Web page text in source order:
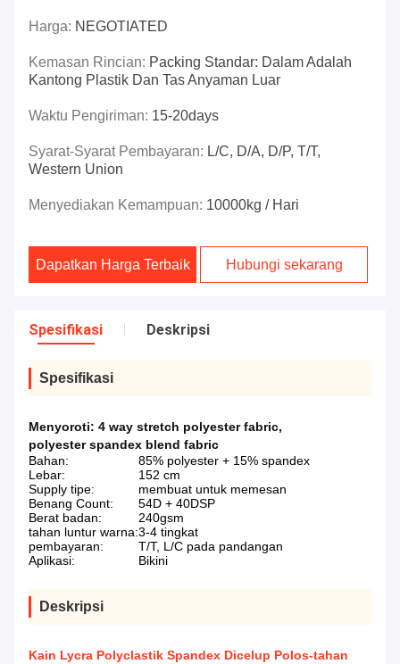
Harga: NEGOTIATED
Kemasan Rincian: Packing Standar: Dalam Adalah
Kantong Plastik Dan Tas Anyaman Luar
Waktu Pengiriman: 15-20days
Syarat-Syarat Pembayaran: L/C, D/A, D/P, T/T,
Western Union
Menyediakan Kemampuan: 10000kg / Hari
Dapatkan Harga Terbaik Hubungi sekarang
Spesifikasi Deskripsi
Spesifikasi
Menyoroti: 4 way stretch polyester fabric,
polyester spandex blend fabric
Bahan:
85% polyester + 15% spandex
Lebar:
152 cm
Supply tipe:
membuat untuk memesan
Benang Count:
54D + 40DSP
Berat badan:
240gsm
tahan luntur warna:3-4 tingkat
pembayaran:
T/T, L/C pada pandangan
Aplikasi:
Bikini
Deskripsi
Kain Lycra Polyclastik Spandex Dicelup Polos-tahan